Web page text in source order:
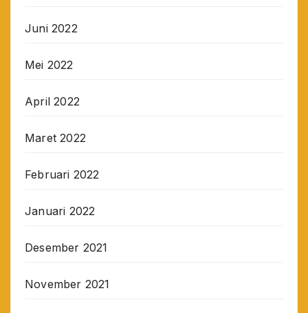
Juni 2022
Mei 2022
April 2022
Maret 2022
Februari 2022
Januari 2022
Desember 2021
November 2021